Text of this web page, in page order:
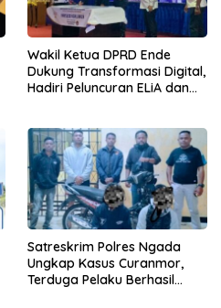
Wakil Ketua DPRD Ende
Dukung Transformasi Digital,
Hadiri Peluncuran ELiA dan
Satreskrim Polres Ngada
Ungkap Kasus Curanmor,
Terduga Pelaku Berhasil